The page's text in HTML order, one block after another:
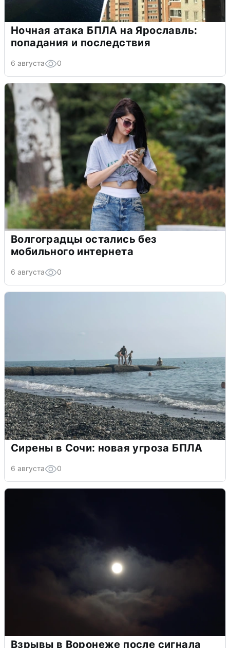
Ночная атака БПЛА на Ярославль:
попадания и последствия
6 августа 0
Волгоградцы остались без
мобильного интернета
6 августа 0
Сирены в Сочи: новая угроза БПЛА
6 августа 0
Взрывы в Воронеже после сигнала